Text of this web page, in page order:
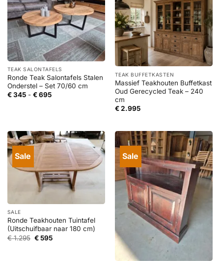
TEAK SALONTAFELS
Ronde Teak Salontafels Stalen
Onderstel – Set 70/60 cm
€345 - €695Prijsklasse:
TEAK BUFFETKASTEN
Massief Teakhouten Buffetkast
Oud Gerecycled Teak – 240
cm
€2.995
Sale
SALE
Ronde Teakhouten Tuintafel
(Uitschuifbaar naar 180 cm)
€1.295 Oorspronkelijke
prijs
€595Huidige
Sale